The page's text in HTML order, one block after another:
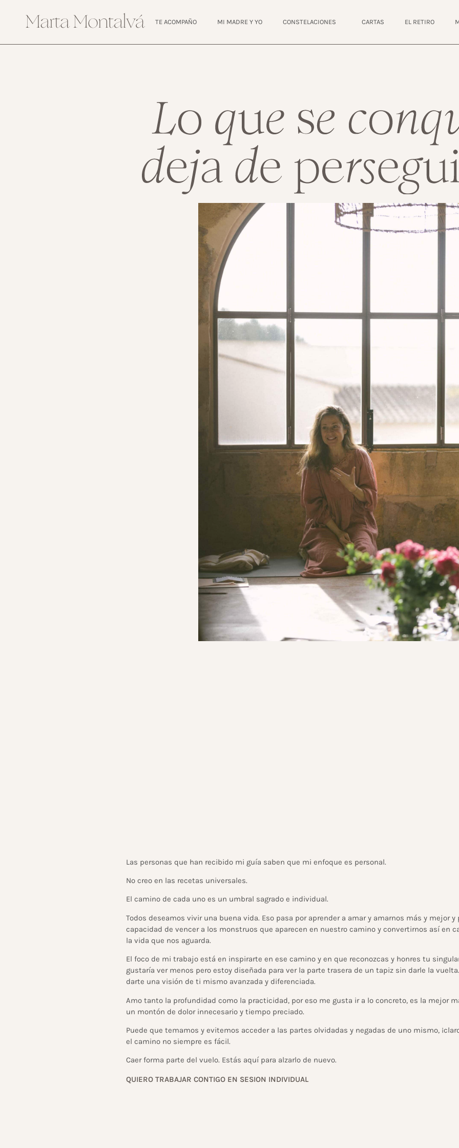
TE ACOMPAÑO MI MADRE Y YO CONSTELACIONES CARTAS EL RETIRO
Las personas que han recibido mi guía saben que mi enfoque es personal.
No creo en las recetas universales.
El camino de cada uno es un umbral sagrado e individual.
Todos deseamos vivir una buena vida. Eso pasa por aprender a amar y amarnos más y mejor y
capacidad de vencer a los monstruos que aparecen en nuestro camino y convertirnos así en
la vida que nos aguarda.
El foco de mi trabajo está en inspirarte en ese camino y en que reconozcas y honres tu
gustaría ver menos pero estoy diseñada para ver la parte trasera de un tapiz sin darle la
darte una visión de ti mismo avanzada y diferenciada.
Amo tanto la profundidad como la practicidad, por eso me gusta ir a lo concreto, es la mejor
un montón de dolor innecesario y tiempo preciado.
Puede que temamos y evitemos acceder a las partes olvidadas y negadas de uno mismo,
el camino no siempre es fácil.
Caer forma parte del vuelo. Estás aquí para alzarlo de nuevo.
QUIERO TRABAJAR CONTIGO EN SESION INDIVIDUAL